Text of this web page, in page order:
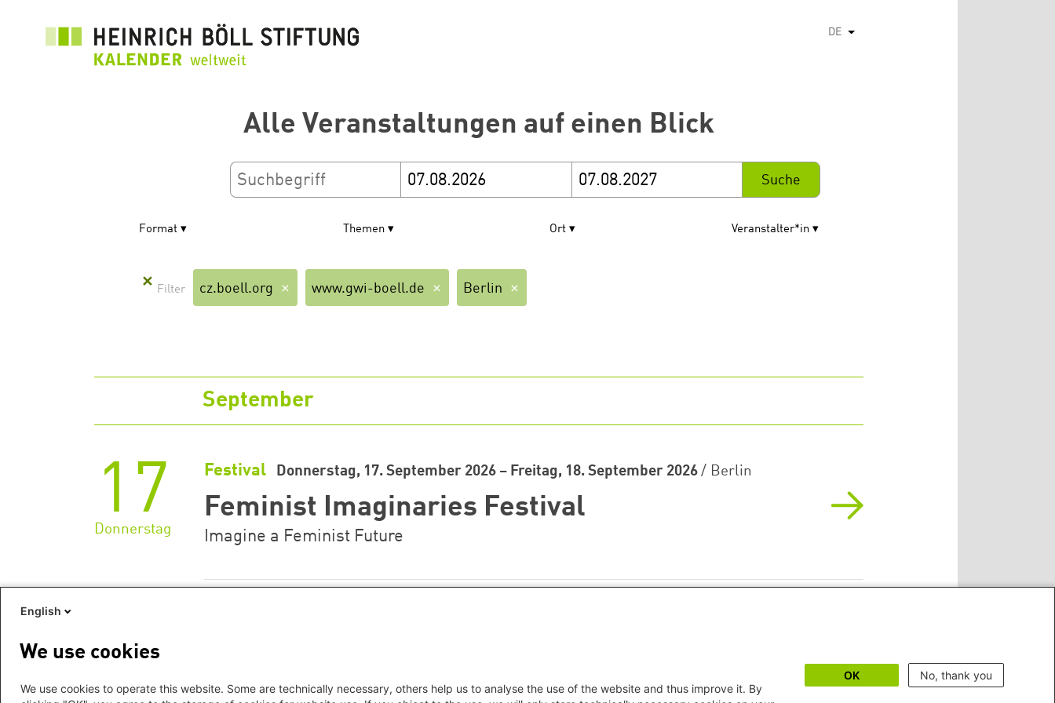
DE Weitere Aktionen auflisten
Alle Veranstaltungen auf einen Blick
Format Themen Ort Veranstalter*in
✕ cz.boell.org www.gwi-boell.de Berlin
September
17
Donnerstag
Festival Donnerstag, 17. September 2026 – Freitag, 18. September 2026 / Berlin
Feminist Imaginaries Festival
Imagine a Feminist Future
English
We use cookies
We use cookies to operate this website. Some are technically necessary, others help us to analyse the use of the website and thus improve it. By
OK No, thank you